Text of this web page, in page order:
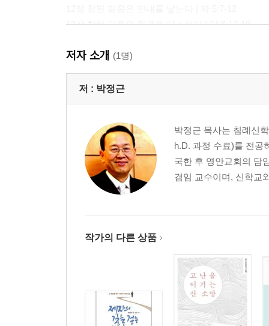
13장 참된 믿음은 환경을 다스린다 | 약 5:13-18
저자 소개 (1명)
저 : 박정근
박정근 목사는 침례신
h.D. 과정 수료)를 전공
국한 후 영안교회의 담
겸임 교수이며, 신학교
작가의 다른 상품